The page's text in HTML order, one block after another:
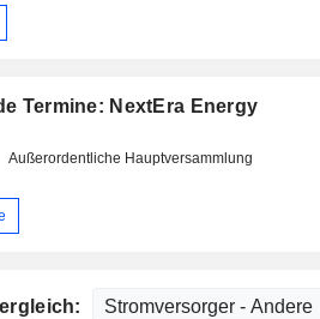
Termine: NextEra Energy
Außerordentliche Hauptversammlung